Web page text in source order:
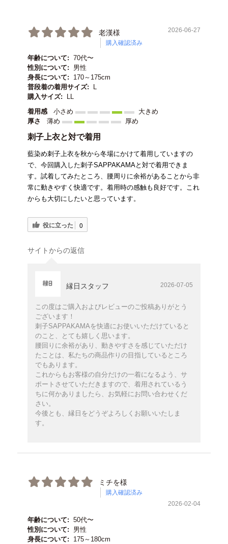
老漢様
購入確認済み
2026-06-27
年齢について: 70代〜
性別について:
男性
身長について:
170～175cm
普段着の着用サイズ:
L
購入サイズ:
LL
着用感
小さめ
大きめ
厚さ
薄め 厚め
刺子上衣と対で着用
藍染め刺子上衣を秋から冬場にかけて着用していますの
で、今回購入した刺子SAPPAKAMAと対で着用できま
す。試着してみたところ、腰周りに余裕があることから非
常に動きやすく快適です。着用時の感触も良好です。これ
からも大切にしたいと思っています。
役に立った 0
サイトからの返信
縁日スタッフ 2026-07-05
この度はご購入およびレビューのご投稿ありがとう
ございます！
刺子SAPPAKAMAを快適にお使いいただけていると
のこと、とても嬉しく思います。
腰回りに余裕があり、動きやすさを感じていただけ
たことは、私たちの商品作りの目指しているところ
でもあります。
これからもお客様の自分だけの一着になるよう、サ
ポートさせていただきますので、着用されているう
ちに何かありましたら、お気軽にお問い合わせくだ
さい。
今後とも、縁日をどうぞよろしくお願いいたしま
す。
ミチを様
購入確認済み
2026-02-04
年齢について: 50代〜
性別について:
男性
身長について:
175～180cm